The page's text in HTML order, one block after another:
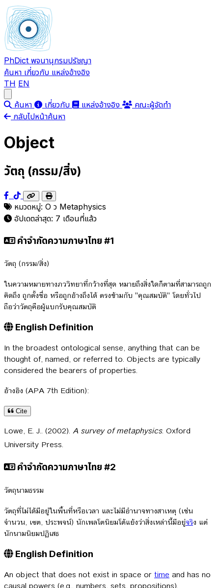
PhDict พจนานุกรมปรัชญา
ค้นหา เกี่ยวกับ แหล่งอ้างอิง
TH EN
ค้นหา เกี่ยวกับ แหล่งอ้างอิง
คณะผู้จัดทำ
กลับไปหน้าค้นหา
Object
วัตถุ (กรรม/สิ่ง)
หมวดหมู่: O ว Metaphysics
อัปเดตล่าสุด: 7 เดือนที่แล้ว
คำจำกัดความภาษาไทย #1
วัตถุ (กรรม/สิ่ง)
ในความหมายทางภววิทยาที่กว้างที่สุด หมายถึงสิ่งใดก็ตามที่สามารถถูก
คิดถึง ถูกตั้งชื่อ หรือถูกอ้างถึงได้ ตรงข้ามกับ "คุณสมบัติ" โดยทั่วไป
ถือว่าวัตถุคือผู้แบกรับคุณสมบัติ
English Definition
In the broadest ontological sense, anything that can be
thought of, named, or referred to. Objects are typically
considered the bearers of properties.
อ้างอิง (APA 7th Edition):
Cite
Lowe, E. J.. (2002). A survey of metaphysics. Oxford
University Press.
คำจำกัดความภาษาไทย #2
วัตถุนามธรรม
วัตถุที่ไม่ได้มีอยู่ในพื้นที่หรือเวลา และไม่มีอำนาจทางสาเหตุ (เช่น
จำนวน, เซต, ประพจน์) นักเพลโตนิยมโต้แย้งว่าสิ่งเหล่านี้มีอยู่จริง แต่
นักนามนิยมปฏิเสธ
English Definition
An object that does not exist in space or time and has no
causal powers (e.g., numbers, sets, propositions).